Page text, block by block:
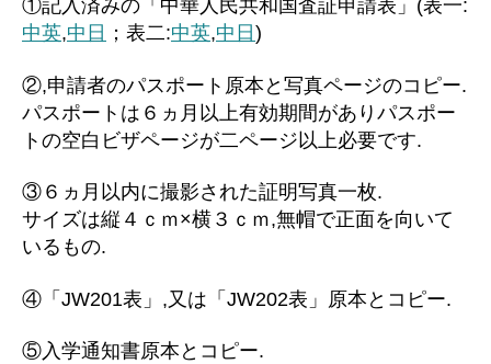
①記入済みの「中華人民共和国査証申請表」(表一:
中英,中日 ；表二:中英,中日 )
②,申請者のパスポート原本と写真ページのコピー.
パスポートは６ヵ月以上有効期間がありパスポー
トの空白ビザページが二ページ以上必要です.
③６ヵ月以内に撮影された証明写真一枚.
サイズは縦４ｃｍ×横３ｃｍ,無帽で正面を向いて
いるもの.
④「JW201表」,又は「JW202表」原本とコピー.
⑤入学通知書原本とコピー.